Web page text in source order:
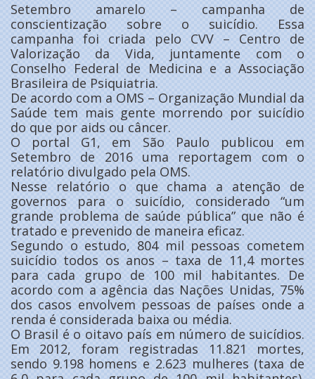
Setembro amarelo – campanha de
conscientização sobre o suicídio. Essa
campanha foi criada pelo CVV – Centro de
Valorização da Vida, juntamente com o
Conselho Federal de Medicina e a Associação
Brasileira de Psiquiatria.
De acordo com a OMS – Organização Mundial da
Saúde tem mais gente morrendo por suicídio
do que por aids ou câncer.
O portal G1, em São Paulo publicou em
Setembro de 2016 uma reportagem com o
relatório divulgado pela OMS.
Nesse relatório o que chama a atenção de
governos para o suicídio, considerado “um
grande problema de saúde pública” que não é
tratado e prevenido de maneira eficaz.
Segundo o estudo, 804 mil pessoas cometem
suicídio todos os anos – taxa de 11,4 mortes
para cada grupo de 100 mil habitantes. De
acordo com a agência das Nações Unidas, 75%
dos casos envolvem pessoas de países onde a
renda é considerada baixa ou média.
O Brasil é o oitavo país em número de suicídios.
Em 2012, foram registradas 11.821 mortes,
sendo 9.198 homens e 2.623 mulheres (taxa de